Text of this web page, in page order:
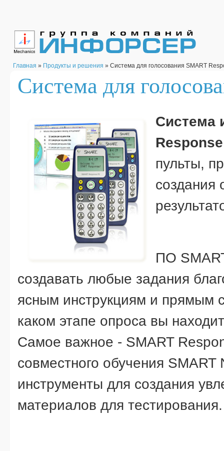
Главная » Продукты и решения » Система для голосования SMART
Система для
Система
пульты,
создания
ПО
создавать любые задания
ясным инструкциям и прямым
каком этапе опроса вы
Самое важное - SMART
совместного обучения
инструменты для создания
материалов для тестирования.